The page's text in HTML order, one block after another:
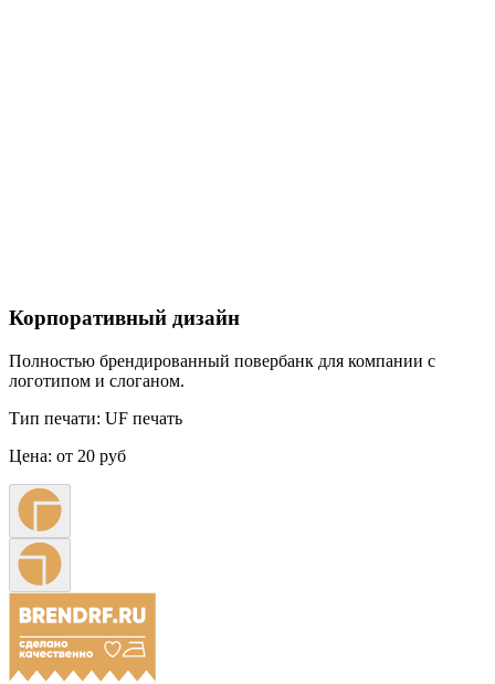
Корпоративный дизайн
Полностью брендированный повербанк для компании с
логотипом и слоганом.
Тип печати: UF печать
Цена: от 20 руб